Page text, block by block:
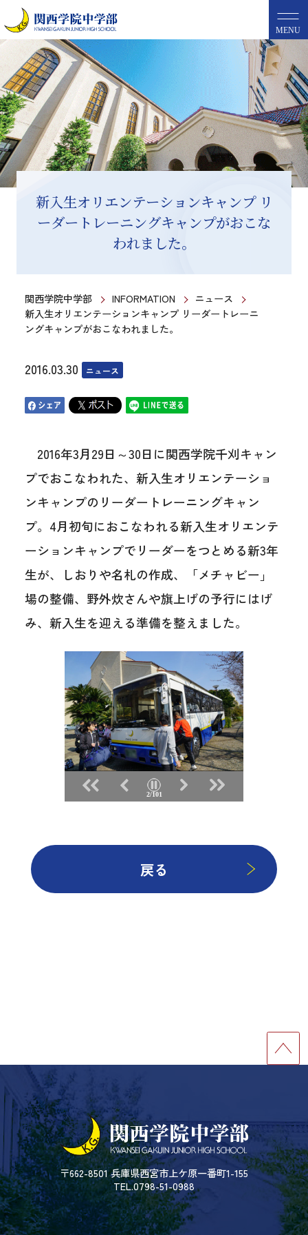
MENU
新入生オリエンテーションキャンプ リ
ーダートレーニングキャンプがおこな
われました。
関西学院中学部 INFORMATION
ニュース
新入生オリエンテーションキャンプ リーダートレーニ
ングキャンプがおこなわれました。
2016.03.30 ニュース
2016年3月29日～30日に関西学院千刈キャン
プでおこなわれた、新入生オリエンテーショ
ンキャンプのリーダートレーニングキャン
プ。4月初旬におこなわれる新入生オリエンテ
ーションキャンプでリーダーをつとめる新3年
生が、しおりや名札の作成、「メチャビー」
場の整備、野外炊さんや旗上げの予行にはげ
み、新入生を迎える準備を整えました。
2/101
戻る
〒662-8501 兵庫県西宮市上ケ原一番町1-155
TEL.0798-51-0988